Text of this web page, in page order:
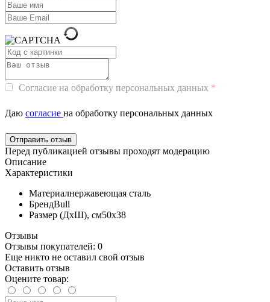
Согласие на обработку персональных данных
Даю согласие на обработку персональных данных
Перед публикацией отзывы проходят модерацию
Описание
Характеристики
Материалнержавеющая сталь
БрендBull
Размер (ДхШ), см50х38
Отзывы
Отзывы покупателей: 0
Еще никто не оставил свой отзыв
Оставить отзыв
Оцените товар: